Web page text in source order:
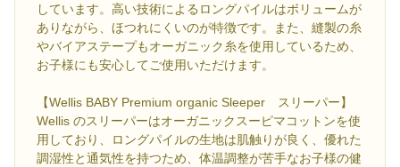
しています。高い技術によるロングパイルはボリュームが
ありながら、ほつれにくいのが特徴です。また、縫製の糸
やバイアステープもオーガニック糸を使用しているため、
お子様にも安心してご使用いただけます。
【Wellis BABY Premium organic Sleeper スリーパー】
Wellis のスリーパーはオーガニックスーピマコットンを使
用しており、ロングパイルの生地は肌触りが良く、優れた
調湿性と通気性を持つため、体温調整が苦手なお子様の健